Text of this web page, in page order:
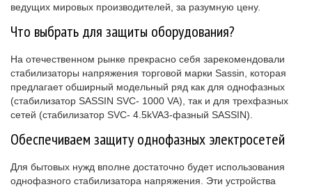
ведущих мировых производителей, за разумную цену.
Что выбрать для защиты оборудования?
На отечественном рынке прекрасно себя зарекомендовали
стабилизаторы напряжения торговой марки Sassin, которая
предлагает обширный модельный ряд как для однофазных
(стабилизатор SASSIN SVC- 1000 VA), так и для трехфазных
сетей (стабилизатор SVC- 4.5kVA3-фазный SASSIN).
Обеспечиваем защиту однофазных электросетей
Для бытовых нужд вполне достаточно будет использования
однофазного стабилизатора напряжения. Эти устройства